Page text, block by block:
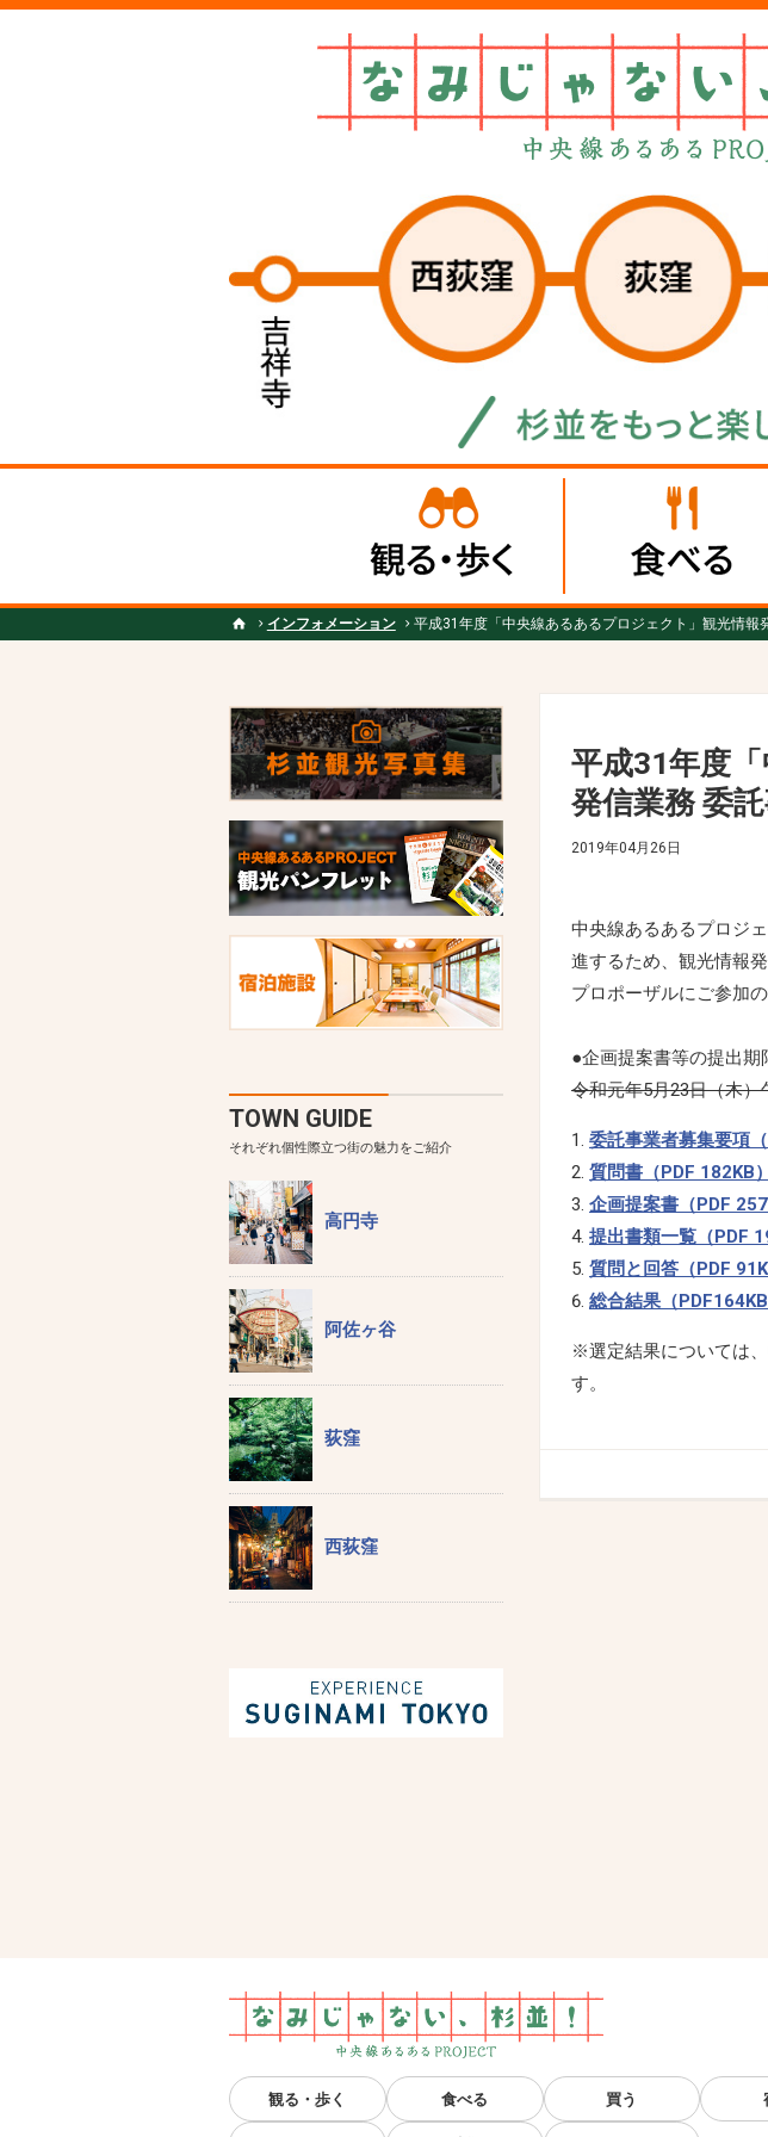
インフォメーション 平成31年度「中央線あるあるプロジェクト」観光情報
平成31年度
発信業務 委
2019年04月26日
中央線あるあるプロジ
進するため、観光情報
プロポーザルにご参加
●企画提案書等の提出期
令和元年5月23日（木
委託事業者募集要項（
質問書（PDF 182KB）
企画提案書（PDF
提出書類一覧（PDF
質問と回答（PDF
総合結果（PDF164KB
※選定結果については
す。
TOWN GUIDE
それぞれ個性際立つ街の魅力をご紹介
高円寺
阿佐ヶ谷
荻窪
西荻窪
観る・歩く 食べる 買う